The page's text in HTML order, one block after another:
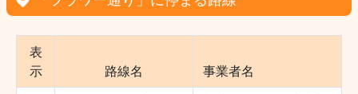
表
示
路線名 事業者名